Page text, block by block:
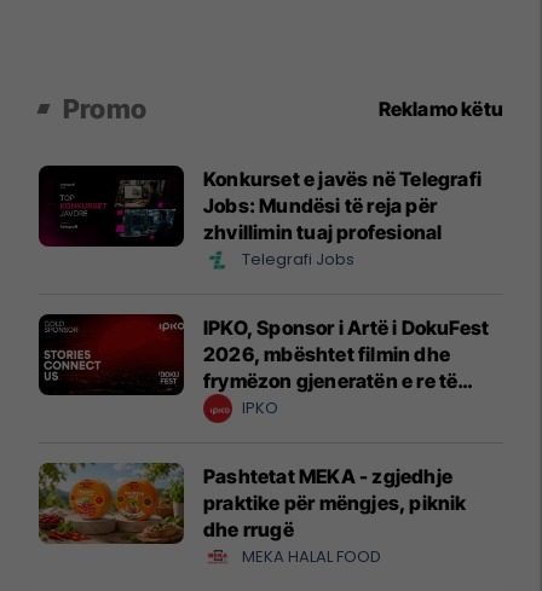
Promo Reklamo këtu
Konkurset e javës në Telegrafi
Jobs: Mundësi të reja për
zhvillimin tuaj profesional
Telegrafi Jobs
IPKO, Sponsor i Artë i DokuFest
2026, mbështet filmin dhe
frymëzon gjeneratën e re të
krijuesve
IPKO
Pashtetat MEKA - zgjedhje
praktike për mëngjes, piknik
dhe rrugë
MEKA HALAL FOOD